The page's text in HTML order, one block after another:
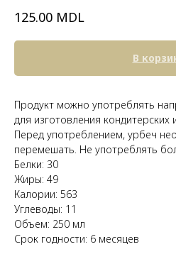
125.00 MDL
В
Продукт можно употреблять
для изготовления кондитерских
Перед употреблением, урбеч
перемешать. Не употреблять
Белки: 30
Жиры: 49
Калории: 563
Углеводы: 11
Объем: 250 мл
Срок годности: 6 месяцев